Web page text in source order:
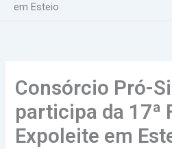
em Esteio
Consórcio Pró-
participa da 17ª
Expoleite em